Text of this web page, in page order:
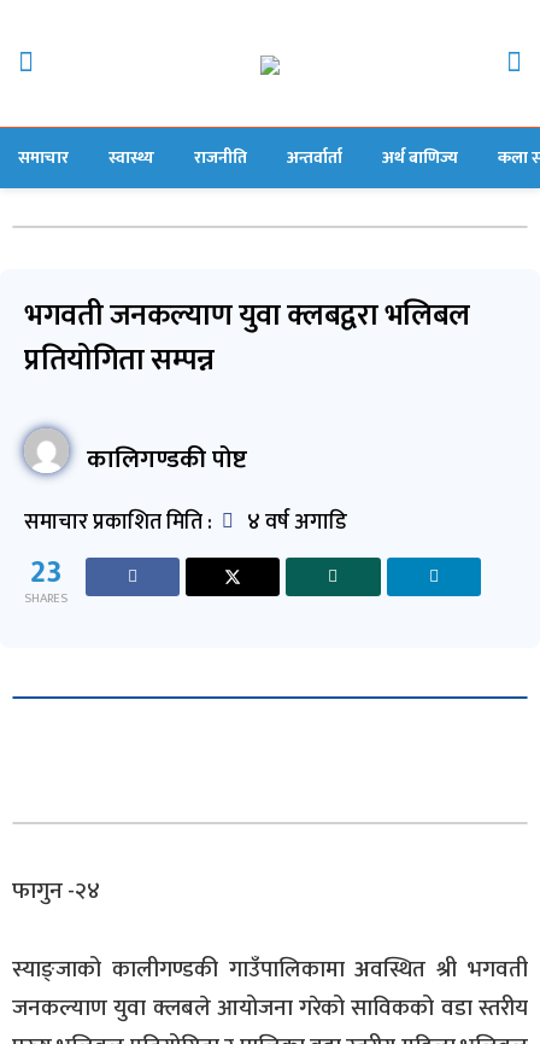
समाचार स्वास्थ्य राजनीति अन्तर्वार्ता अर्थ बाणिज्य कला
भगवती जनकल्याण युवा क्लबद्वरा भलिबल
प्रतियोगिता सम्पन्न
कालिगण्डकी पोष्ट
समाचार प्रकाशित मिति : ४ वर्ष अगाडि
23
SHARES
फागुन -२४
स्याङ्जाको कालीगण्डकी गाउँपालिकामा अवस्थित श्री भगवती
जनकल्याण युवा क्लबले आयोजना गरेको साविकको वडा स्तरीय